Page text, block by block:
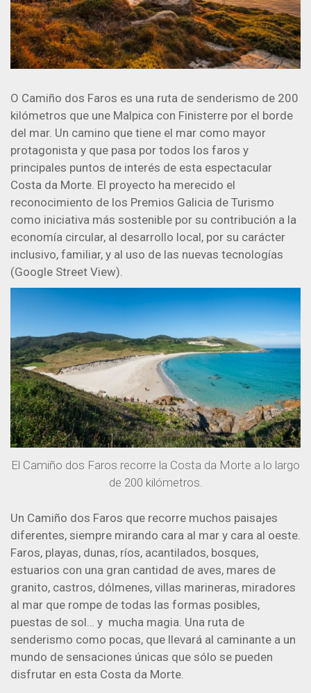
O Camiño dos Faros es una ruta de senderismo de 200
kilómetros que une Malpica con Finisterre por el borde
del mar. Un camino que tiene el mar como mayor
protagonista y que pasa por todos los faros y
principales puntos de interés de esta espectacular
Costa da Morte. El proyecto ha merecido el
reconocimiento de los Premios Galicia de Turismo
como iniciativa más sostenible por su contribución a la
economía circular, al desarrollo local, por su carácter
inclusivo, familiar, y al uso de las nuevas tecnologías
(Google Street View).
El Camiño dos Faros recorre la Costa da Morte a lo largo
de 200 kilómetros.
Un Camiño dos Faros que recorre muchos paisajes
diferentes, siempre mirando cara al mar y cara al oeste.
Faros, playas, dunas, ríos, acantilados, bosques,
estuarios con una gran cantidad de aves, mares de
granito, castros, dólmenes, villas marineras, miradores
al mar que rompe de todas las formas posibles,
puestas de sol… y mucha magia. Una ruta de
senderismo como pocas, que llevará al caminante a un
mundo de sensaciones únicas que sólo se pueden
disfrutar en esta Costa da Morte.